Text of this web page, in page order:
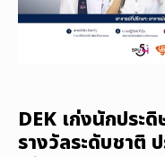
DEK เก่งนักประ
รางวัลระดับชาติ